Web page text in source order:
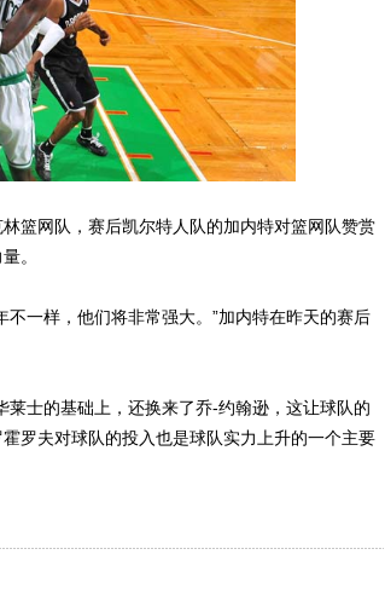
网队，赛后凯尔特人队的加内特对篮网队赞赏
。
一样，他们将非常强大。”加内特在昨天的赛后
士的基础上，还换来了乔-约翰逊，这让球队的
罗夫对球队的投入也是球队实力上升的一个主要